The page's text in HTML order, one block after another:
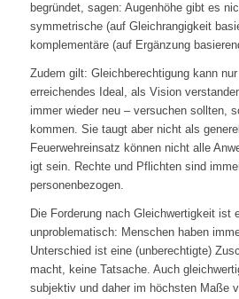
begründet, sagen: Augenhöhe gibt es
symmetrische (auf Gleichrangigkeit
komplementäre (auf Ergänzung
Zudem gilt: Gleichberechtigung kann
erreichendes Ideal, als Vision
immer wieder neu – versuchen sollten,
kommen. Sie taugt aber nicht als
Feuerwehreinsatz können nicht alle
igt sein. Rechte und Pflichten sind
personenbezogen.
Die Forderung nach Gleichwertigkeit ist
unproblematisch: Menschen haben
Unterschied ist eine (unberechtigte)
macht, keine Tatsache. Auch
subjektiv und daher im höchsten Maße